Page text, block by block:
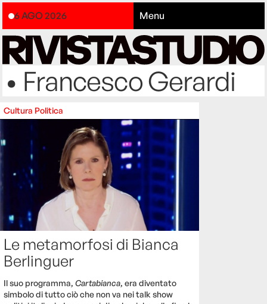
6 AGO 2026 Menu
• Francesco Gerardi
Cultura Politica
Le metamorfosi di Bianca
Berlinguer
Il suo programma, Cartabianca, era diventato
simbolo di tutto ciò che non va nei talk show